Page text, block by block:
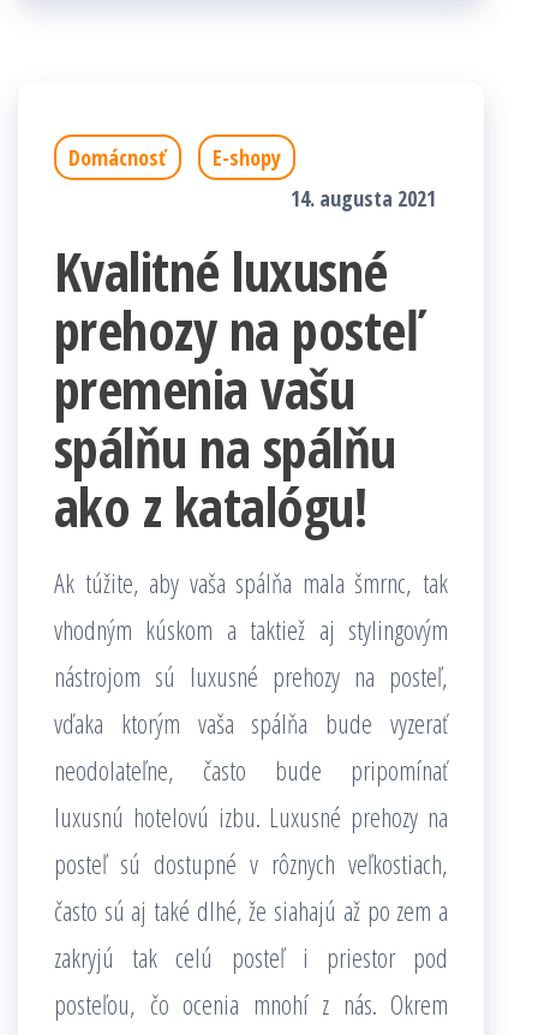
Domácnosť
E-shopy
14. augusta 2021
Kvalitné luxusné
prehozy na posteľ
premenia vašu
spálňu na spálňu
ako z katalógu!
Ak túžite, aby vaša spálňa mala šmrnc, tak
vhodným kúskom a taktiež aj stylingovým
nástrojom sú luxusné prehozy na posteľ,
vďaka ktorým vaša spálňa bude vyzerať
neodolateľne, často bude pripomínať
luxusnú hotelovú izbu. Luxusné prehozy na
posteľ sú dostupné v rôznych veľkostiach,
často sú aj také dlhé, že siahajú až po zem a
zakryjú tak celú posteľ i priestor pod
posteľou, čo ocenia mnohí z nás. Okrem